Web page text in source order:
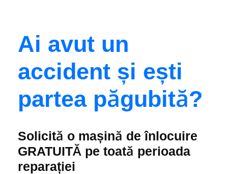
Ai avut un
accident și ești
partea păgubită?
Solicită o mașină de înlocuire
GRATUITĂ pe toată perioada
reparației